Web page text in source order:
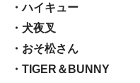
・ハイキュー
・犬夜叉
・おそ松さん
・TIGER＆BUNNY